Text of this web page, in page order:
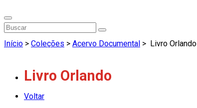
Início > Coleções > Acervo Documental > Livro Orlando
Livro Orlando
Voltar